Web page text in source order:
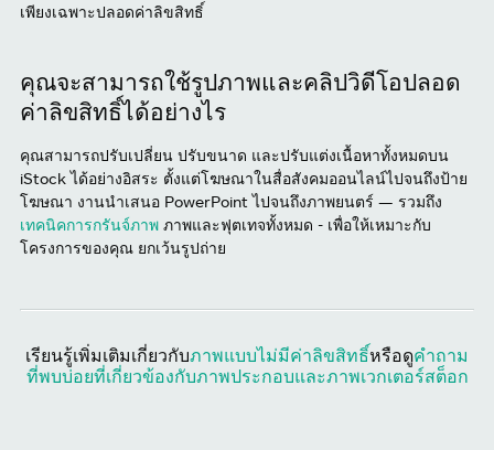
เพียงเฉพาะปลอดค่าลิขสิทธิ์
คุณจะสามารถใช้รูปภาพและคลิปวิดีโอปลอด
ค่าลิขสิทธิ์ได้อย่างไร
คุณสามารถปรับเปลี่ยน ปรับขนาด และปรับแต่งเนื้อหาทั้งหมดบน
iStock ได้อย่างอิสระ ตั้งแต่โฆษณาในสื่อสังคมออนไลน์ไปจนถึงป้าย
โฆษณา งานนำเสนอ PowerPoint ไปจนถึงภาพยนตร์ — รวมถึง
เทคนิคการกรันจ์ภาพ ภาพและฟุตเทจทั้งหมด - เพื่อให้เหมาะกับ
โครงการของคุณ ยกเว้นรูปถ่าย
เรียนรู้เพิ่มเติมเกี่ยวกับภาพแบบไม่มีค่าลิขสิทธิ์หรือดูคำถาม
ที่พบบ่อยที่เกี่ยวข้องกับภาพประกอบและภาพเวกเตอร์สต็อก